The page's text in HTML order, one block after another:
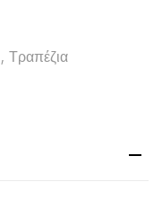
, Τραπέζια